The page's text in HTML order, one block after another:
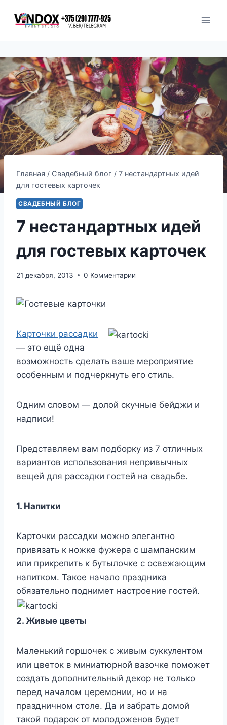
Главная / Свадебный блог / 7 нестандартных идей
для гостевых карточек
СВАДЕБНЫЙ БЛОГ
7 нестандартных идей
для гостевых карточек
21 декабря, 2013 0 Комментарии
Карточки рассадки
— это ещё одна
возможность сделать ваше мероприятие
особенным и подчеркнуть его стиль.
Одним словом — долой скучные бейджи и
надписи!
Представляем вам подборку из 7 отличных
вариантов использования непривычных
вещей для рассадки гостей на свадьбе.
1. Напитки
Карточки рассадки можно элегантно
привязать к ножке фужера с шампанским
или прикрепить к бутылочке с освежающим
напитком. Такое начало праздника
обязательно поднимет настроение гостей.
2. Живые цветы
Маленький горшочек с живым суккулентом
или цветок в миниатюрной вазочке поможет
создать дополнительный декор не только
перед началом церемонии, но и на
праздничном столе. Да и забрать домой
такой подарок от молодоженов будет